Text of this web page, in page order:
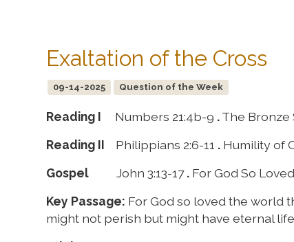
Exaltation of the Cross
09-14-2025 Question of the Week
Reading I Numbers 21:4b-9 .The Bronze
Reading II Philippians 2:6-11 . Humility of
Gospel John 3:13-17. For God So
Key Passage: For God so loved the world
might not perish but might have eternal